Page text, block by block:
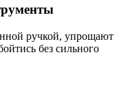
ручкой, упрощают
без сильного